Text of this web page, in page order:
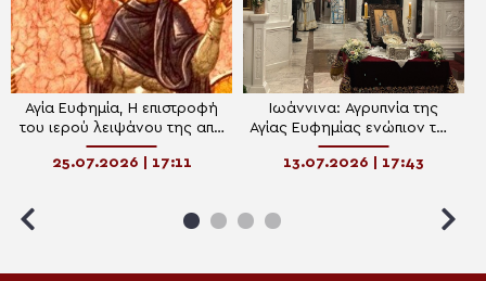
Αγία Ευφημία, Η επιστροφή
του ιερού λειψάνου της από
τη Λήμνο
25.07.2026 | 17:11
Ιωάννινα: Αγρυπνία της
Αγίας Ευφημίας ενώπιον των
λειψάνων του Αγίου
Αρσενίου
13.07.2026 | 17:43